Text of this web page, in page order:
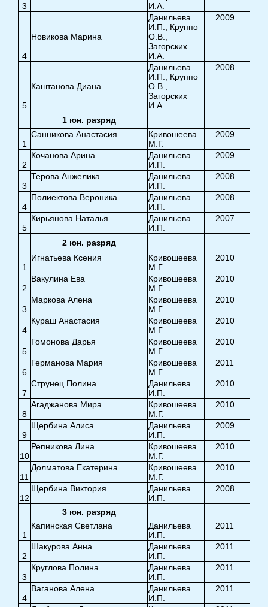
3
И.А.
4
Новикова Марина
Данильева
И.П., Круппо
О.В.,
Загорских
И.А.
2009
5
Каштанова Диана
Данильева
И.П., Круппо
О.В.,
Загорских
И.А.
2008
1 юн. разряд
1
Санникова Анастасия
Кривошеева
М.Г.
2009
2
Кочанова Арина
Данильева
И.П.
2009
3
Терова Анжелика
Данильева
И.П.
2008
4
Полиектова Вероника
Данильева
И.П.
2008
5
Кирьянова Наталья
Данильева
И.П.
2007
2 юн. разряд
1
Игнатьева Ксения
Кривошеева
М.Г.
2010
2
Вакулина Ева
Кривошеева
М.Г.
2010
3
Маркова Алена
Кривошеева
М.Г.
2010
4
Кураш Анастасия
Кривошеева
М.Г.
2010
5
Гомонова Дарья
Кривошеева
М.Г.
2010
6
Германова Мария
Кривошеева
М.Г.
2011
7
Струнец Полина
Данильева
И.П.
2010
8
Агаджанова Мира
Кривошеева
М.Г.
2010
9
Щербина Алиса
Данильева
И.П.
2009
10
Репникова Лина
Кривошеева
М.Г.
2010
11
Долматова Екатерина
Кривошеева
М.Г.
2010
12
Щербина Виктория
Данильева
И.П.
2008
3 юн. разряд
1
Капинская Светлана
Данильева
И.П.
2011
2
Шакурова Анна
Данильева
И.П.
2011
3
Круглова Полина
Данильева
И.П.
2011
4
Ваганова Алена
Данильева
И.П.
2011